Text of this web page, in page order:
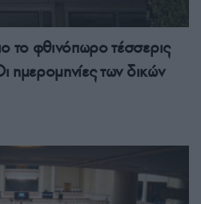
φθινόπωρο τέσσερις
ημερομηνίες των δικών